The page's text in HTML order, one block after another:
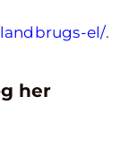
el/.
her